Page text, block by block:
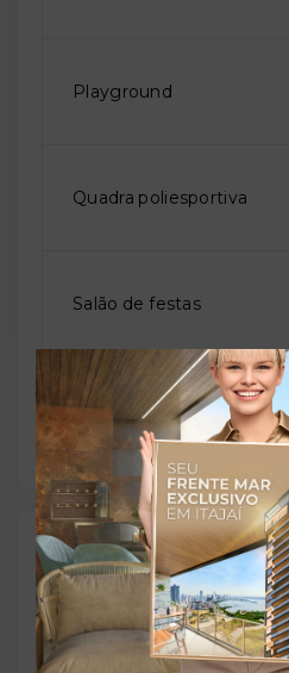
Playground
Quadra poliesportiva
Salão de festas
Solarium
Outras Informações
Referência:
O-46608-71782